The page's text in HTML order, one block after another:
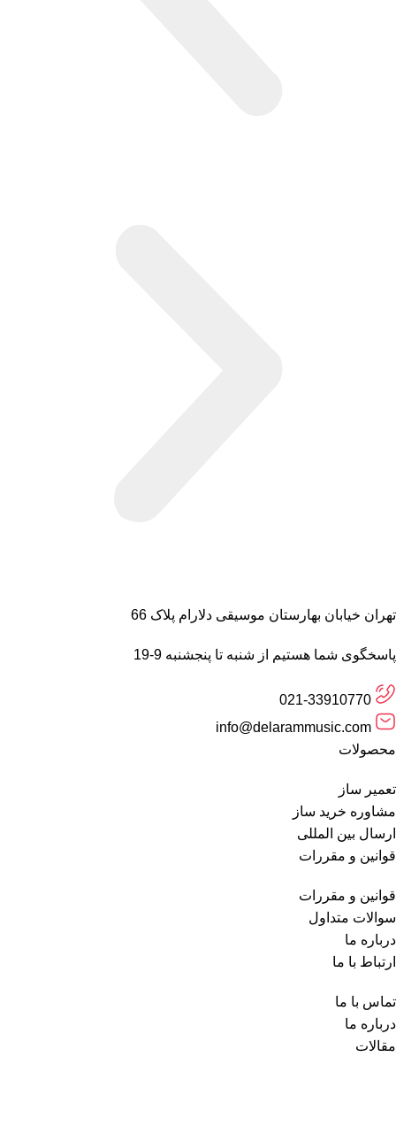
تهران خیابان بهارستان موسیقی دلارام پلاک 66
پاسخگوی شما هستیم از شنبه تا پنجشنبه 9-19
021-33910770
info@delarammusic.com
محصولات
تعمیر ساز
مشاوره خرید ساز
ارسال بین المللی
قوانین و مقررات
قوانین و مقررات
سوالات متداول
درباره ما
ارتباط با ما
تماس با ما
درباره ما
مقالات